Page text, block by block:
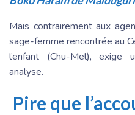
Mais contrairement aux
sage-femme rencontrée au
l’enfant (Chu-Mel), exige
analyse.
Pire que